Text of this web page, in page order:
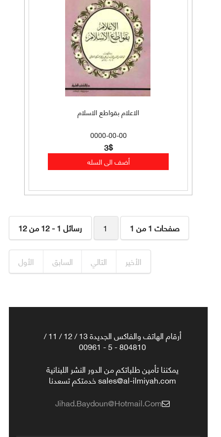
الاعلام بقواطع الاسلام
0000-00-00
3$
رسائل 1 - 12 من 12 1 صفحات 1 من 1
الأول السابق التالي الأخير
أرقام الهاتف والفاكس الجديدة 13 / 12 / 11 /
804810 - 5 - 00961
يمكننا تأمين طلباتكم من الدور النشر اللبنانية
sales@al-ilmiyah.com خدمتكم تسعدنا
Jihad.baydoun@hotmail.com